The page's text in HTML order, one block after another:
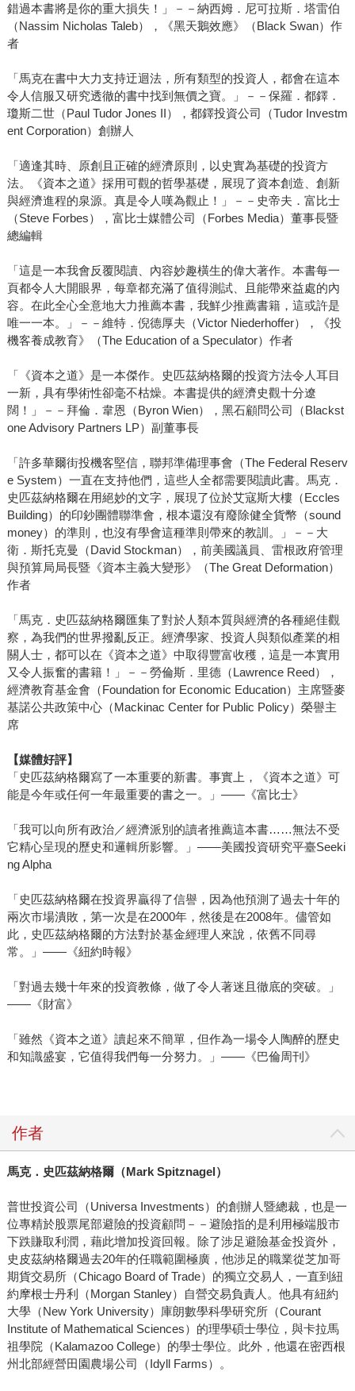
錯過本書將是你的重大損失！」－－納西姆．尼可拉斯．塔雷伯
（Nassim Nicholas Taleb），《黑天鵝效應》（Black Swan）作
者
「馬克在書中大力支持迂迴法，所有類型的投資人，都會在這本
令人信服又研究透徹的書中找到無價之寶。」－－保羅．都鐸．
瓊斯二世（Paul Tudor Jones II），都鐸投資公司（Tudor Investm
ent Corporation）創辦人
「適逢其時、原創且正確的經濟原則，以史實為基礎的投資方
法。《資本之道》採用可觀的哲學基礎，展現了資本創造、創新
與經濟進程的泉源。真是令人嘆為觀止！」－－史帝夫．富比士
（Steve Forbes），富比士媒體公司（Forbes Media）董事長暨
總編輯
「這是一本我會反覆閱讀、內容妙趣橫生的偉大著作。本書每一
頁都令人大開眼界，每章都充滿了值得測試、且能帶來益處的內
容。在此全心全意地大力推薦本書，我鮮少推薦書籍，這或許是
唯一一本。」－－維特．倪德厚夫（Victor Niederhoffer），《投
機客養成教育》（The Education of a Speculator）作者
「《資本之道》是一本傑作。史匹茲納格爾的投資方法令人耳目
一新，具有學術性卻毫不枯燥。本書提供的經濟史觀十分遼
闊！」－－拜倫．韋恩（Byron Wien），黑石顧問公司（Blackst
one Advisory Partners LP）副董事長
「許多華爾街投機客堅信，聯邦準備理事會（The Federal Reserv
e System）一直在支持他們，這些人全都需要閱讀此書。馬克．
史匹茲納格爾在用絕妙的文字，展現了位於艾寇斯大樓（Eccles
Building）的印鈔團體聯準會，根本還沒有廢除健全貨幣（sound
money）的準則，也沒有學會這種準則帶來的教訓。」－－大
衛．斯托克曼（David Stockman），前美國議員、雷根政府管理
與預算局局長暨《資本主義大變形》（The Great Deformation）
作者
「馬克．史匹茲納格爾匯集了對於人類本質與經濟的各種絕佳觀
察，為我們的世界撥亂反正。經濟學家、投資人與類似產業的相
關人士，都可以在《資本之道》中取得豐富收穫，這是一本實用
又令人振奮的書籍！」－－勞倫斯．里德（Lawrence Reed），
經濟教育基金會（Foundation for Economic Education）主席暨麥
基諾公共政策中心（Mackinac Center for Public Policy）榮譽主
席
【媒體好評】
「史匹茲納格爾寫了一本重要的新書。事實上，《資本之道》可
能是今年或任何一年最重要的書之一。」——《富比士》
「我可以向所有政治／經濟派別的讀者推薦這本書……無法不受
它精心呈現的歷史和邏輯所影響。」——美國投資研究平臺Seeki
ng Alpha
「史匹茲納格爾在投資界贏得了信譽，因為他預測了過去十年的
兩次市場潰敗，第一次是在2000年，然後是在2008年。儘管如
此，史匹茲納格爾的方法對於基金經理人來說，依舊不同尋
常。」——《紐約時報》
「對過去幾十年來的投資教條，做了令人著迷且徹底的突破。」
——《財富》
「雖然《資本之道》讀起來不簡單，但作為一場令人陶醉的歷史
和知識盛宴，它值得我們每一分努力。」——《巴倫周刊》
作者
馬克．史匹茲納格爾（Mark Spitznagel）
普世投資公司（Universa Investments）的創辦人暨總裁，也是一
位專精於股票尾部避險的投資顧問－－避險指的是利用極端股市
下跌賺取利潤，藉此增加投資回報。除了涉足避險基金投資外，
史皮茲納格爾過去20年的任職範圍極廣，他涉足的職業從芝加哥
期貨交易所（Chicago Board of Trade）的獨立交易人，一直到紐
約摩根士丹利（Morgan Stanley）自營交易負責人。他具有紐約
大學（New York University）庫朗數學科學研究所（Courant
Institute of Mathematical Sciences）的理學碩士學位，與卡拉馬
祖學院（Kalamazoo College）的學士學位。此外，他還在密西根
州北部經營田園農場公司（Idyll Farms）。